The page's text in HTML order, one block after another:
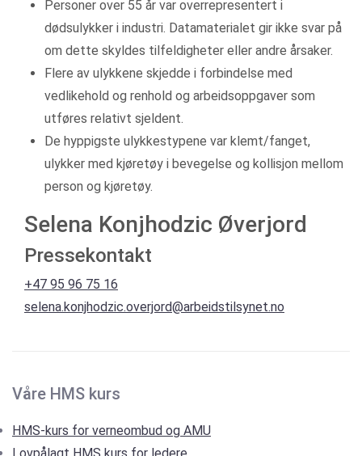
Personer over 55 år var overrepresentert i
dødsulykker i industri. Datamaterialet gir ikke svar på
om dette skyldes tilfeldigheter eller andre årsaker.
Flere av ulykkene skjedde i forbindelse med
vedlikehold og renhold og arbeidsoppgaver som
utføres relativt sjeldent.
De hyppigste ulykkestypene var klemt/fanget,
ulykker med kjøretøy i bevegelse og kollisjon mellom
person og kjøretøy.
Selena Konjhodzic Øverjord
Pressekontakt
+47 95 96 75 16
selena.konjhodzic.overjord@arbeidstilsynet.no
Våre HMS kurs
HMS-kurs for verneombud og AMU